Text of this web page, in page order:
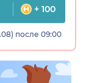
+ 100
после 09:00